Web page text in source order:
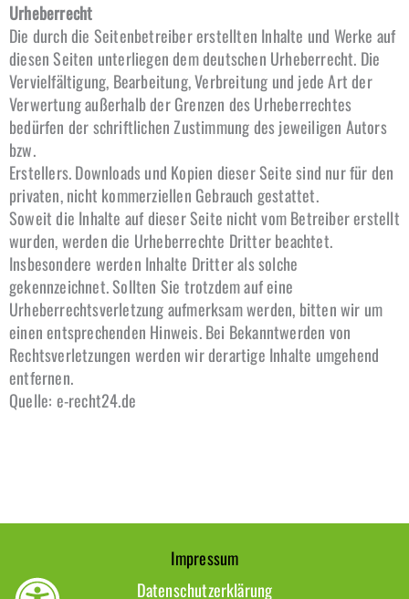
Urheberrecht
Die durch die Seitenbetreiber erstellten Inhalte und Werke auf
diesen Seiten unterliegen dem deutschen Urheberrecht. Die
Vervielfältigung, Bearbeitung, Verbreitung und jede Art der
Verwertung außerhalb der Grenzen des Urheberrechtes
bedürfen der schriftlichen Zustimmung des jeweiligen Autors
bzw.
Erstellers. Downloads und Kopien dieser Seite sind nur für den
privaten, nicht kommerziellen Gebrauch gestattet.
Soweit die Inhalte auf dieser Seite nicht vom Betreiber erstellt
wurden, werden die Urheberrechte Dritter beachtet.
Insbesondere werden Inhalte Dritter als solche
gekennzeichnet. Sollten Sie trotzdem auf eine
Urheberrechtsverletzung aufmerksam werden, bitten wir um
einen entsprechenden Hinweis. Bei Bekanntwerden von
Rechtsverletzungen werden wir derartige Inhalte umgehend
entfernen.
Quelle: e-recht24.de
Impressum
Datenschutzerklärung